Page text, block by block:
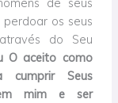
os seus
do Seu
O aceito como
Seus
mim e ser